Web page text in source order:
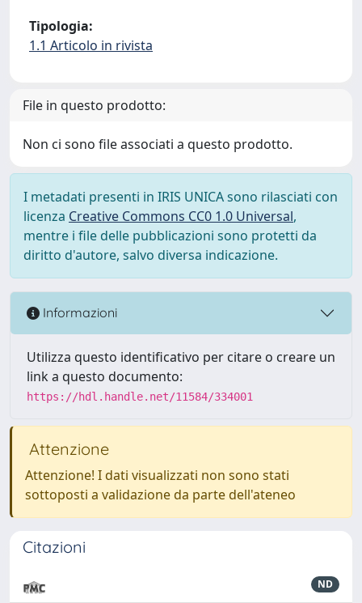
Tipologia:
1.1 Articolo in rivista
File in questo prodotto:
Non ci sono file associati a questo prodotto.
I metadati presenti in IRIS UNICA sono rilasciati con
licenza Creative Commons CC0 1.0 Universal,
mentre i file delle pubblicazioni sono protetti da
diritto d'autore, salvo diversa indicazione.
Informazioni
Utilizza questo identificativo per citare o creare un
link a questo documento:
https://hdl.handle.net/11584/334001
Attenzione
Attenzione! I dati visualizzati non sono stati
sottoposti a validazione da parte dell'ateneo
Citazioni
ND